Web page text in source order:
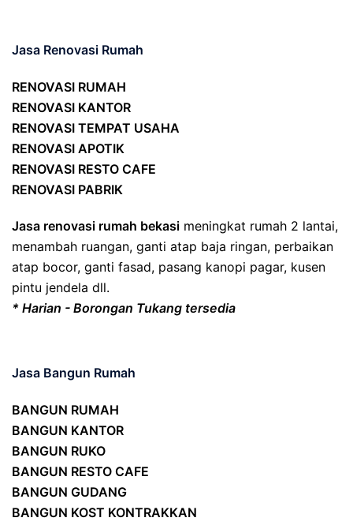
Jasa Renovasi Rumah
RENOVASI RUMAH
RENOVASI KANTOR
RENOVASI TEMPAT USAHA
RENOVASI APOTIK
RENOVASI RESTO CAFE
RENOVASI PABRIK
Jasa renovasi rumah bekasi meningkat rumah 2 lantai,
menambah ruangan, ganti atap baja ringan, perbaikan
atap bocor, ganti fasad, pasang kanopi pagar, kusen
pintu jendela dll.
* Harian - Borongan Tukang tersedia
Jasa Bangun Rumah
BANGUN RUMAH
BANGUN KANTOR
BANGUN RUKO
BANGUN RESTO CAFE
BANGUN GUDANG
BANGUN KOST KONTRAKKAN